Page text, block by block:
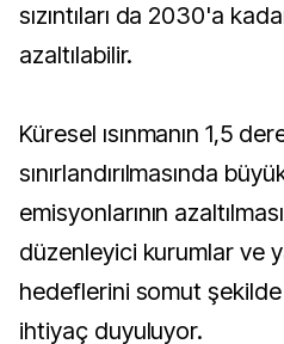
sızıntıları da 2030'a
azaltılabilir.
Küresel ısınmanın 1,5
sınırlandırılmasında
emisyonlarının
düzenleyici kurumlar ve
hedeflerini somut
ihtiyaç duyuluyor.